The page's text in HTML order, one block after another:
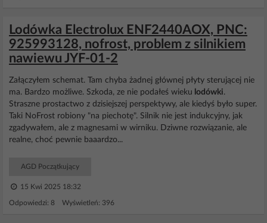
Lodówka Electrolux ENF2440AOX, PNC:
925993128, nofrost, problem z silnikiem
nawiewu JYF-01-2
Załączyłem schemat. Tam chyba żadnej głównej płyty sterującej nie
ma. Bardzo możliwe. Szkoda, ze nie podałeś wieku lodówki.
Straszne prostactwo z dzisiejszej perspektywy, ale kiedyś było super.
Taki NoFrost robiony "na piechotę". Silnik nie jest indukcyjny, jak
zgadywałem, ale z magnesami w wirniku. Dziwne rozwiązanie, ale
realne, choć pewnie baaardzo...
AGD Początkujący
15 Kwi 2025 18:32
Odpowiedzi: 8 Wyświetleń: 396